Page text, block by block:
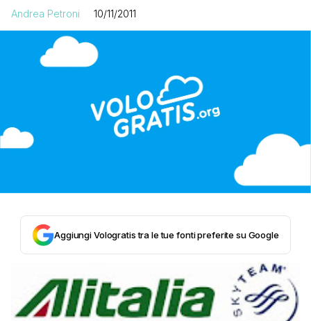
Andrea Petroni 10/11/2011
Aggiungi Vologratis tra le tue fonti preferite su Google